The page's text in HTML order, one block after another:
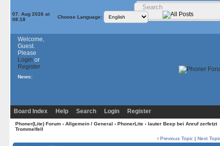
07. Aug 2026 at
08:18
Choose Language:
Welcome,
Guest.
Please
Login or
Register
News:
Board Index Help Search Login Register
Phoner(Lite) Forum› Allgemein / General › PhonerLite› lauter Beep bei Anruf zerfetzt
Trommelfell
‹ Previous Topic | Next